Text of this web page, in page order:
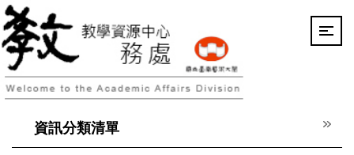
跳
到
主
要
內
容
資訊分類清單